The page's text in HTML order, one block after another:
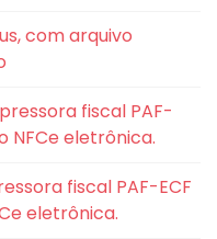
com arquivo
fiscal PAF-
NFCe eletrônica.
fiscal PAF-ECF
eletrônica.